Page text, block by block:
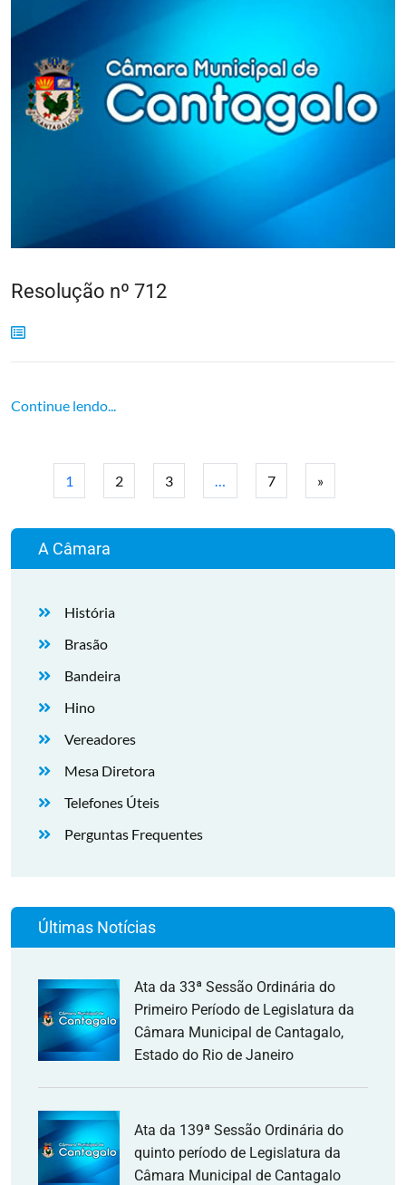
Resolução nº 712
Continue lendo...
1 2 3 … 7 »
A Câmara
História
Brasão
Bandeira
Hino
Vereadores
Mesa Diretora
Telefones Úteis
Perguntas Frequentes
Últimas Notícias
Ata da 33ª Sessão Ordinária do
Primeiro Período de Legislatura da
Câmara Municipal de Cantagalo,
Estado do Rio de Janeiro
Ata da 139ª Sessão Ordinária do
quinto período de Legislatura da
Câmara Municipal de Cantagalo